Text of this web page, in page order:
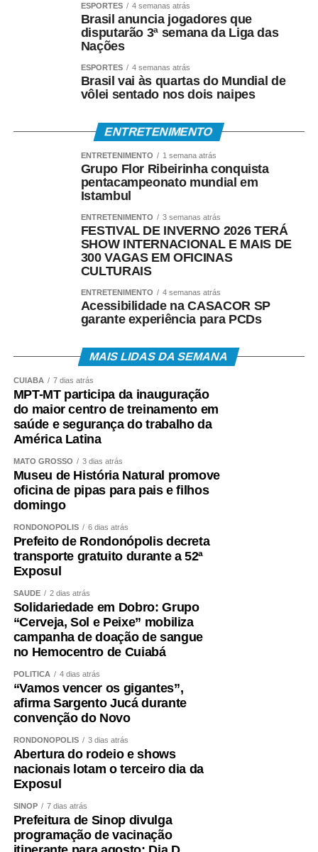
ESPORTES 4 semanas atrás
Brasil anuncia jogadores que
disputarão 3ª semana da Liga das
Nações
ESPORTES 4 semanas atrás
Brasil vai às quartas do Mundial de
vôlei sentado nos dois naipes
ENTRETENIMENTO
ENTRETENIMENTO 1 semana atrás
Grupo Flor Ribeirinha conquista
pentacampeonato mundial em
Istambul
ENTRETENIMENTO 3 semanas atrás
FESTIVAL DE INVERNO 2026 TERÁ
SHOW INTERNACIONAL E MAIS DE
300 VAGAS EM OFICINAS
CULTURAIS
ENTRETENIMENTO 4 semanas atrás
Acessibilidade na CASACOR SP
garante experiência para PCDs
MAIS LIDAS DA SEMANA
CUIABÁ 7 dias atrás
MPT-MT participa da inauguração
do maior centro de treinamento em
saúde e segurança do trabalho da
América Latina
MATO GROSSO 3 dias atrás
Museu de História Natural promove
oficina de pipas para pais e filhos
domingo
RONDONÓPOLIS 6 dias atrás
Prefeito de Rondonópolis decreta
transporte gratuito durante a 52ª
Exposul
SAÚDE 2 dias atrás
Solidariedade em Dobro: Grupo
“Cerveja, Sol e Peixe” mobiliza
campanha de doação de sangue
no Hemocentro de Cuiabá
POLÍTICA 4 dias atrás
“Vamos vencer os gigantes”,
afirma Sargento Jucá durante
convenção do Novo
RONDONÓPOLIS 3 dias atrás
Abertura do rodeio e shows
nacionais lotam o terceiro dia da
Exposul
SINOP 7 dias atrás
Prefeitura de Sinop divulga
programação de vacinação